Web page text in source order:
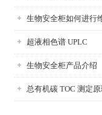
生物安全柜如何进行
超液相色谱 UPLC
生物安全柜产品介绍
总有机碳 TOC 测定